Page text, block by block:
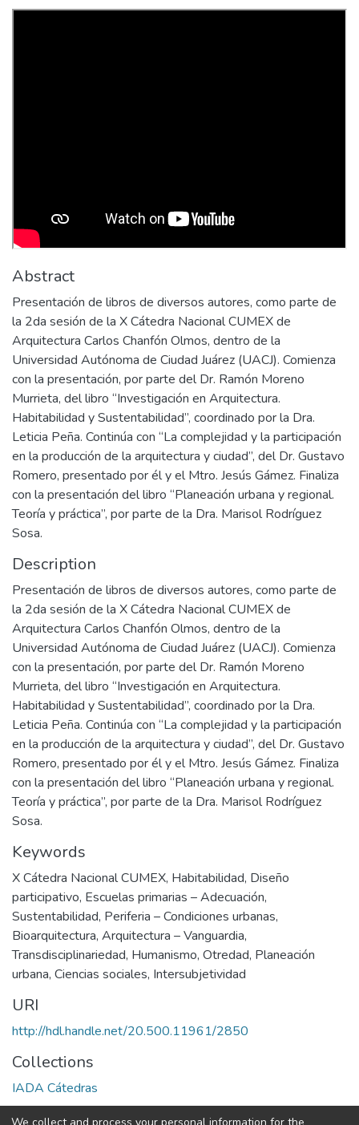
Abstract
Presentación de libros de diversos autores, como parte de
la 2da sesión de la X Cátedra Nacional CUMEX de
Arquitectura Carlos Chanfón Olmos, dentro de la
Universidad Autónoma de Ciudad Juárez (UACJ). Comienza
con la presentación, por parte del Dr. Ramón Moreno
Murrieta, del libro “Investigación en Arquitectura.
Habitabilidad y Sustentabilidad”, coordinado por la Dra.
Leticia Peña. Continúa con “La complejidad y la participación
en la producción de la arquitectura y ciudad”, del Dr. Gustavo
Romero, presentado por él y el Mtro. Jesús Gámez. Finaliza
con la presentación del libro “Planeación urbana y regional.
Teoría y práctica”, por parte de la Dra. Marisol Rodríguez
Sosa.
Description
Presentación de libros de diversos autores, como parte de
la 2da sesión de la X Cátedra Nacional CUMEX de
Arquitectura Carlos Chanfón Olmos, dentro de la
Universidad Autónoma de Ciudad Juárez (UACJ). Comienza
con la presentación, por parte del Dr. Ramón Moreno
Murrieta, del libro “Investigación en Arquitectura.
Habitabilidad y Sustentabilidad”, coordinado por la Dra.
Leticia Peña. Continúa con “La complejidad y la participación
en la producción de la arquitectura y ciudad”, del Dr. Gustavo
Romero, presentado por él y el Mtro. Jesús Gámez. Finaliza
con la presentación del libro “Planeación urbana y regional.
Teoría y práctica”, por parte de la Dra. Marisol Rodríguez
Sosa.
Keywords
X Cátedra Nacional CUMEX, Habitabilidad, Diseño
participativo, Escuelas primarias – Adecuación,
Sustentabilidad, Periferia – Condiciones urbanas,
Bioarquitectura, Arquitectura – Vanguardia,
Transdisciplinariedad, Humanismo, Otredad, Planeación
urbana, Ciencias sociales, Intersubjetividad
URI
http://hdl.handle.net/20.500.11961/2850
Collections
IADA Cátedras